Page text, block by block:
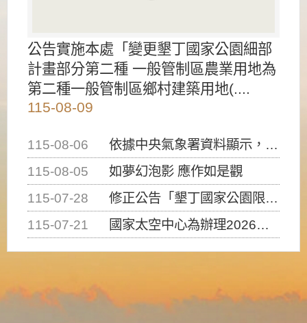
公告實施本處「變更墾丁國家公園細部
計畫部分第二種 一般管制區農業用地為
第二種一般管制區鄉村建築用地(....
115-08-09
115-08-06
依據中央氣象署資料顯示，白海豚颱風持續接近臺灣，請密切注意動向及早完成防災應變準備
115-08-05
如夢幻泡影 應作如是觀
115-07-28
修正公告「墾丁國家公園限制水域遊憩活動之種類、範圍、時間及行為」，自即日生效。
115-07-21
國家太空中心為辦理2026台灣盃火箭競賽，陸、海、空域警戒及協調相關事宜，因颱風備案事宜